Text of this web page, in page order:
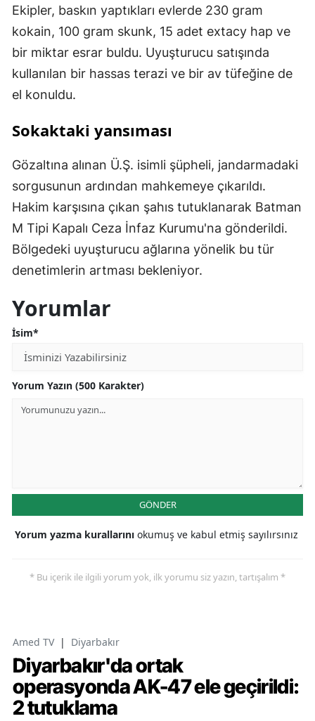
Ekipler, baskın yaptıkları evlerde 230 gram
kokain, 100 gram skunk, 15 adet extacy hap ve
bir miktar esrar buldu. Uyuşturucu satışında
kullanılan bir hassas terazi ve bir av tüfeğine de
el konuldu.
Sokaktaki yansıması
Gözaltına alınan Ü.Ş. isimli şüpheli, jandarmadaki
sorgusunun ardından mahkemeye çıkarıldı.
Hakim karşısına çıkan şahıs tutuklanarak Batman
M Tipi Kapalı Ceza İnfaz Kurumu'na gönderildi.
Bölgedeki uyuşturucu ağlarına yönelik bu tür
denetimlerin artması bekleniyor.
Yorumlar
İsim*
Yorum Yazın (500 Karakter)
GÖNDER
Yorum yazma kurallarını okumuş ve kabul etmiş sayılırsınız
* Bu içerik ile ilgili yorum yok, ilk yorumu siz yazın, tartışalım *
Amed TV | Diyarbakır
Diyarbakır'da ortak
operasyonda AK-47 ele geçirildi:
2 tutuklama